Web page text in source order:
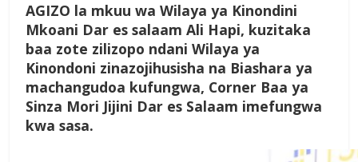
AGIZO la mkuu wa Wilaya ya Kinondini
Mkoani Dar es salaam Ali Hapi, kuzitaka
baa zote zilizopo ndani Wilaya ya
Kinondoni zinazojihusisha na Biashara ya
machangudoa kufungwa, Corner Baa ya
Sinza Mori Jijini Dar es Salaam imefungwa
kwa sasa.